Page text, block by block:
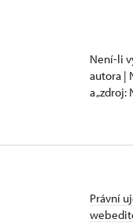
Není-li
autora |
a
Právní